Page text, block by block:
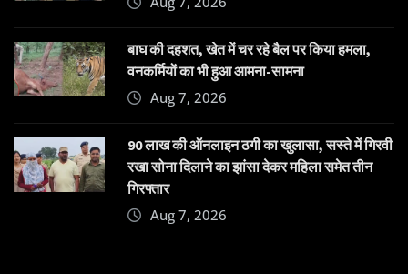
बाघ की दहशत, खेत में चर रहे बैल पर किया हमला,
वनकर्मियों का भी हुआ आमना-सामना
Aug 7, 2026
90 लाख की ऑनलाइन ठगी का खुलासा, सस्ते में गिरवी
रखा सोना दिलाने का झांसा देकर महिला समेत तीन
गिरफ्तार
Aug 7, 2026